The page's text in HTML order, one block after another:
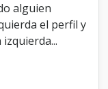
r
e
s
p
alguien
el perfil y